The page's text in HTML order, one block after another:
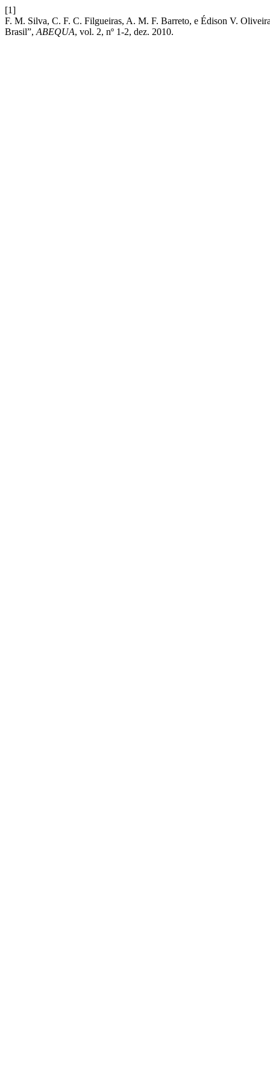
[1]
F. M. Silva, C. F. C. Filgueiras, A. M. F. Barreto, e Édison V.
Brasil”, ABEQUA, vol. 2, nº 1-2, dez. 2010.